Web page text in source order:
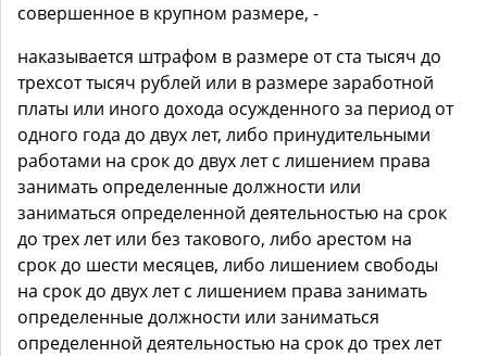
совершенное в крупном размере, -
наказывается штрафом в размере от ста тысяч до
трехсот тысяч рублей или в размере заработной
платы или иного дохода осужденного за период от
одного года до двух лет, либо принудительными
работами на срок до двух лет с лишением права
занимать определенные должности или
заниматься определенной деятельностью на срок
до трех лет или без такового, либо арестом на
срок до шести месяцев, либо лишением свободы
на срок до двух лет с лишением права занимать
определенные должности или заниматься
определенной деятельностью на срок до трех лет